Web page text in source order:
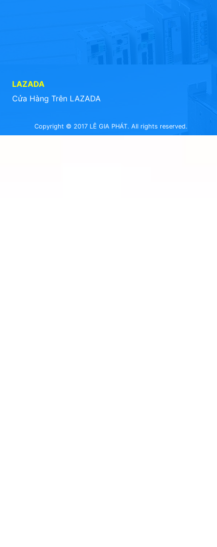
LAZADA
Cửa Hàng Trên LAZADA
Copyright © 2017 LÊ GIA PHÁT. All rights reserved.